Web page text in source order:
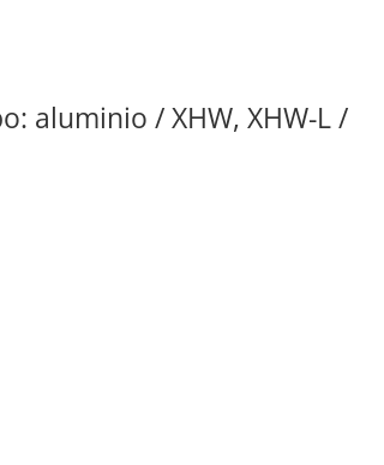
aluminio / XHW, XHW-L /